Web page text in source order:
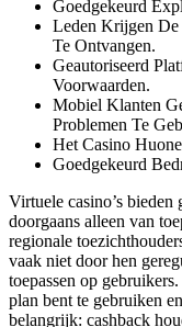
Goedgekeurd
Leden Krijgen
Te Ontvangen.
Geautoriseerd
Voorwaarden.
Mobiel Klanten
Problemen Te
Het Casino
Goedgekeurd
Virtuele casino’s
doorgaans alleen van
regionale
vaak niet door hen
toepassen op
plan bent te gebruiken
belangrijk: cashback